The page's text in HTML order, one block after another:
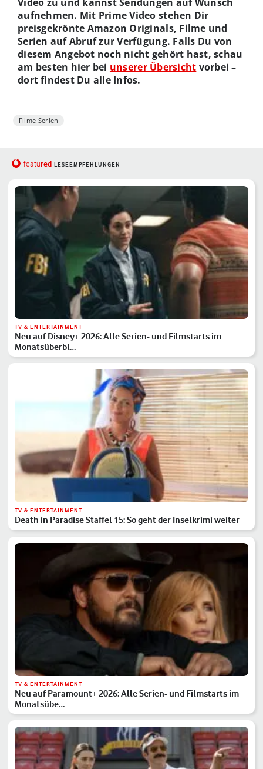
aufnehmen. Mit Prime Video stehen Dir
preisgekrönte Amazon Originals, Filme und
Serien auf Abruf zur Verfügung. Falls Du von
diesem Angebot noch nicht gehört hast, schau
am besten hier bei unserer Übersicht vorbei –
dort findest Du alle Infos.
Filme-Serien
featured LESEEMPFEHLUNGEN
TV & ENTERTAINMENT
Neu auf Disney+ 2026: Alle Serien- und Filmstarts im
Monatsüberbl…
TV & ENTERTAINMENT
Death in Paradise Staffel 15: So geht der Inselkrimi weiter
TV & ENTERTAINMENT
Neu auf Paramount+ 2026: Alle Serien- und Filmstarts im
Monatsübe…